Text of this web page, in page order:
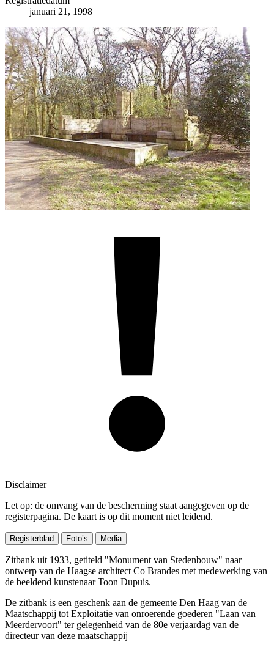
januari 21, 1998
Disclaimer
Let op: de omvang van de bescherming staat aangegeven op de
registerpagina. De kaart is op dit moment niet leidend.
Registerblad Foto’s Media
Zitbank uit 1933, getiteld "Monument van Stedenbouw" naar
ontwerp van de Haagse architect Co Brandes met medewerking van
de beeldend kunstenaar Toon Dupuis.
De zitbank is een geschenk aan de gemeente Den Haag van de
Maatschappij tot Exploitatie van onroerende goederen "Laan van
Meerdervoort" ter gelegenheid van de 80e verjaardag van de
directeur van deze maatschappij